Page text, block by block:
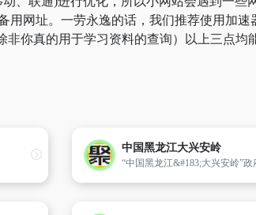
用网址。一劳永逸的话，我们推荐使用加
非你真的用于学习资料的查询）以上三点
中国黑龙江大兴安岭